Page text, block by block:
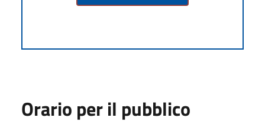
Orario per il pubblico